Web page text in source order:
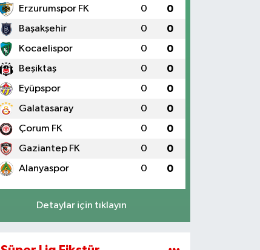
Erzurumspor FK 0 0
Başakşehir 0 0
Kocaelispor 0 0
Beşiktaş 0 0
Eyüpspor 0 0
Galatasaray 0 0
Çorum FK 0 0
Gaziantep FK 0 0
Alanyaspor 0 0
Detaylar için tıklayın